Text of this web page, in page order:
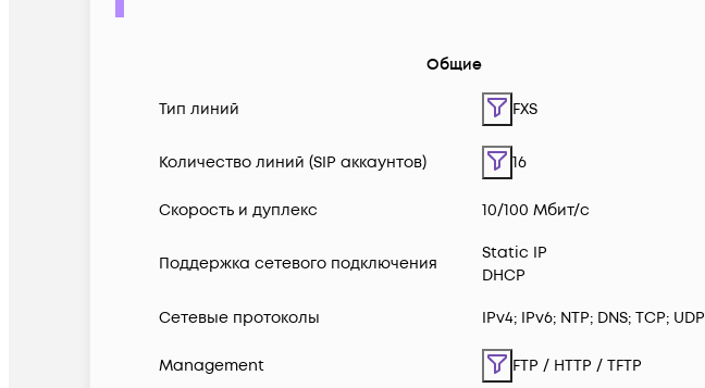
Общие
Тип линий FXS
Количество линий (SIP аккаунтов) 16
Скорость и дуплекс 10/100 Мбит/с
Поддержка сетевого подключения
Static IP
DHCP
Сетевые протоколы IPv4; IPv6; NTP; DNS; TCP; UDP
Management FTP / HTTP / TFTP